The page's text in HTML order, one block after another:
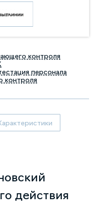
контроля
персонала
контроля
действия